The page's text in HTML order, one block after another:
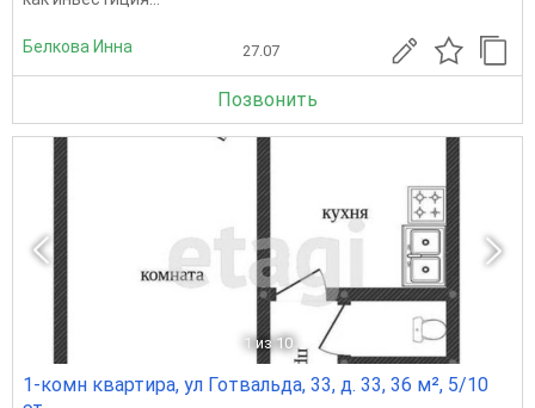
Белкова Инна 27.07
Позвонить
1 из 10
1-комн квартира, ул Готвальда, 33, д. 33, 36 м², 5/10